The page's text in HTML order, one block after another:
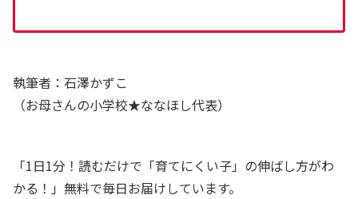
執筆者：石澤かずこ
（お母さんの小学校★ななほし代表）
「1日1分！読むだけで「育てにくい子」の伸ばし方がわ
かる！」無料で毎日お届けしています。